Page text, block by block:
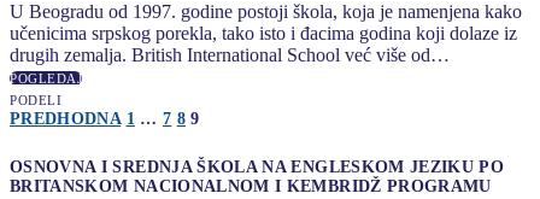
U Beogradu od 1997. godine postoji škola, koja je namenjena kako
učenicima srpskog porekla, tako isto i đacima godina koji dolaze iz
drugih zemalja. British International School već više od…
POGLEDAJ
PODELI
Kretanje
članaka
PREDHODNA 1 … 7 8 9
OSNOVNA I SREDNJA ŠKOLA NA ENGLESKOM JEZIKU PO
BRITANSKOM NACIONALNOM I KEMBRIDŽ PROGRAMU